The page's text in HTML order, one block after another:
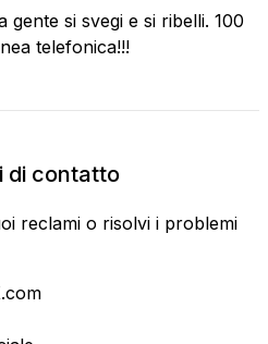
gente si svegi e si ribelli. 100
telefonica!!!
di contatto
reclami o risolvi i problemi